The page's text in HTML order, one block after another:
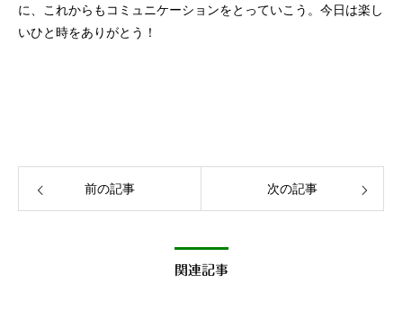
に、これからもコミュニケーションをとっていこう。今日は楽し
いひと時をありがとう！
前の記事 次の記事
関連記事